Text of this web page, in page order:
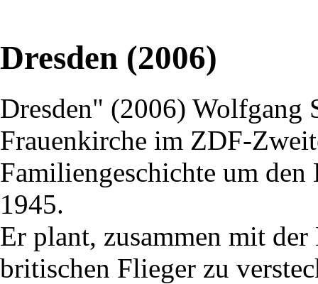
Dresden (2006)
Dresden" (2006) Wolfgang
Frauenkirche im ZDF-
Familiengeschichte um
1945.
Er plant, zusammen mit
britischen Flieger zu